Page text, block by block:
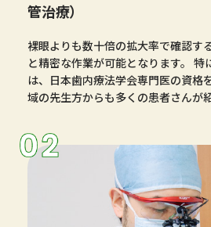
管治療）
裸眼よりも数十倍の拡大率で確認す
と精密な作業が可能となります。 特
は、日本歯内療法学会専門医の資格
域の先生方からも多くの患者さんが